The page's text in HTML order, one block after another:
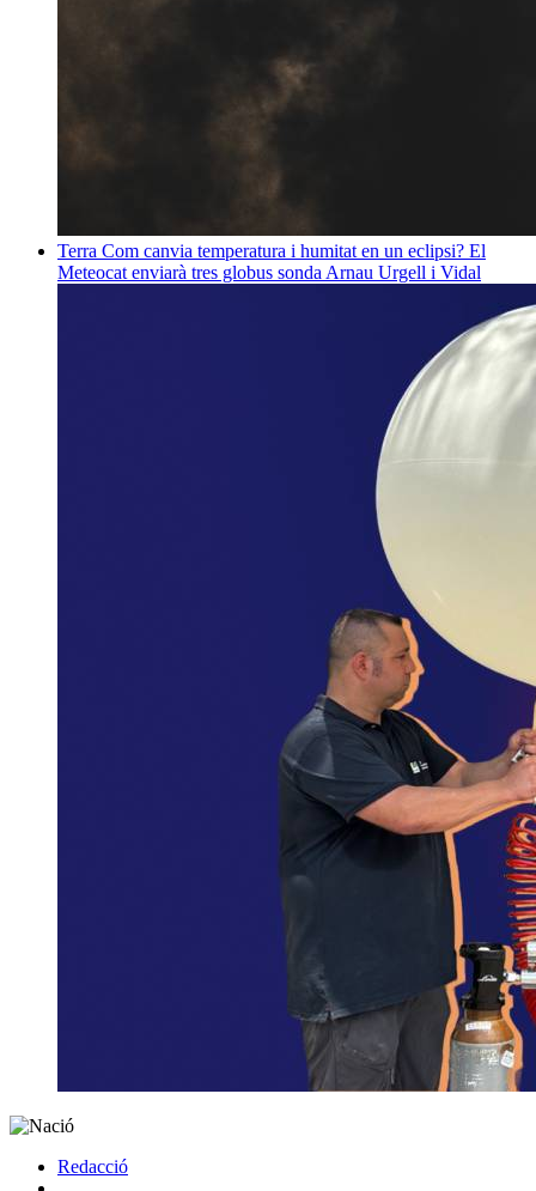
Terra Com canvia temperatura i humitat en un eclipsi? El
Meteocat enviarà tres globus sonda Arnau Urgell i Vidal
Redacció